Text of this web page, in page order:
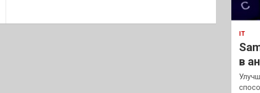
IT
в